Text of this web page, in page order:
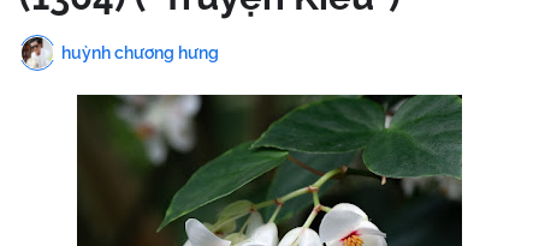
huỳnh chương hưng